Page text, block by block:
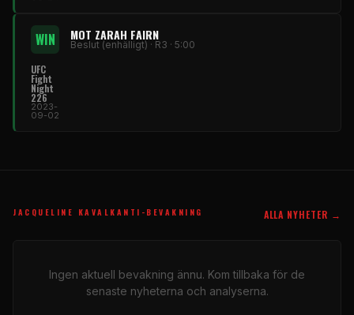
WIN MOT ZARAH FAIRN
Beslut (enhälligt) · R3 · 5:00
UFC
Fight
Night
226
2023-
09-02
JACQUELINE KAVALKANTI-BEVAKNING ALLA NYHETER →
Ingen aktuell bevakning ännu. Kom tillbaka för de
senaste nyheterna och analyserna.